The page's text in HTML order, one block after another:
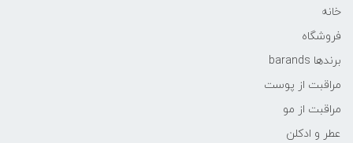
خانه
فروشگاه
برندها barands
مراقبت از پوست
مراقبت از مو
عطر و ادکلن